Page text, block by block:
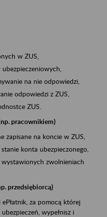
w ZUS,
na nie odpowiedzi,
odpowiedzi z ZUS,
ZUS.
pracownikiem)
zapisane na koncie w ZUS,
konta ubezpieczonego,
zwolnieniach
przedsiębiorcą)
za pomocą której
wypełnisz i